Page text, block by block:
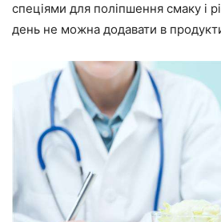
спеціями для поліпшення смаку і
день не можна додавати в